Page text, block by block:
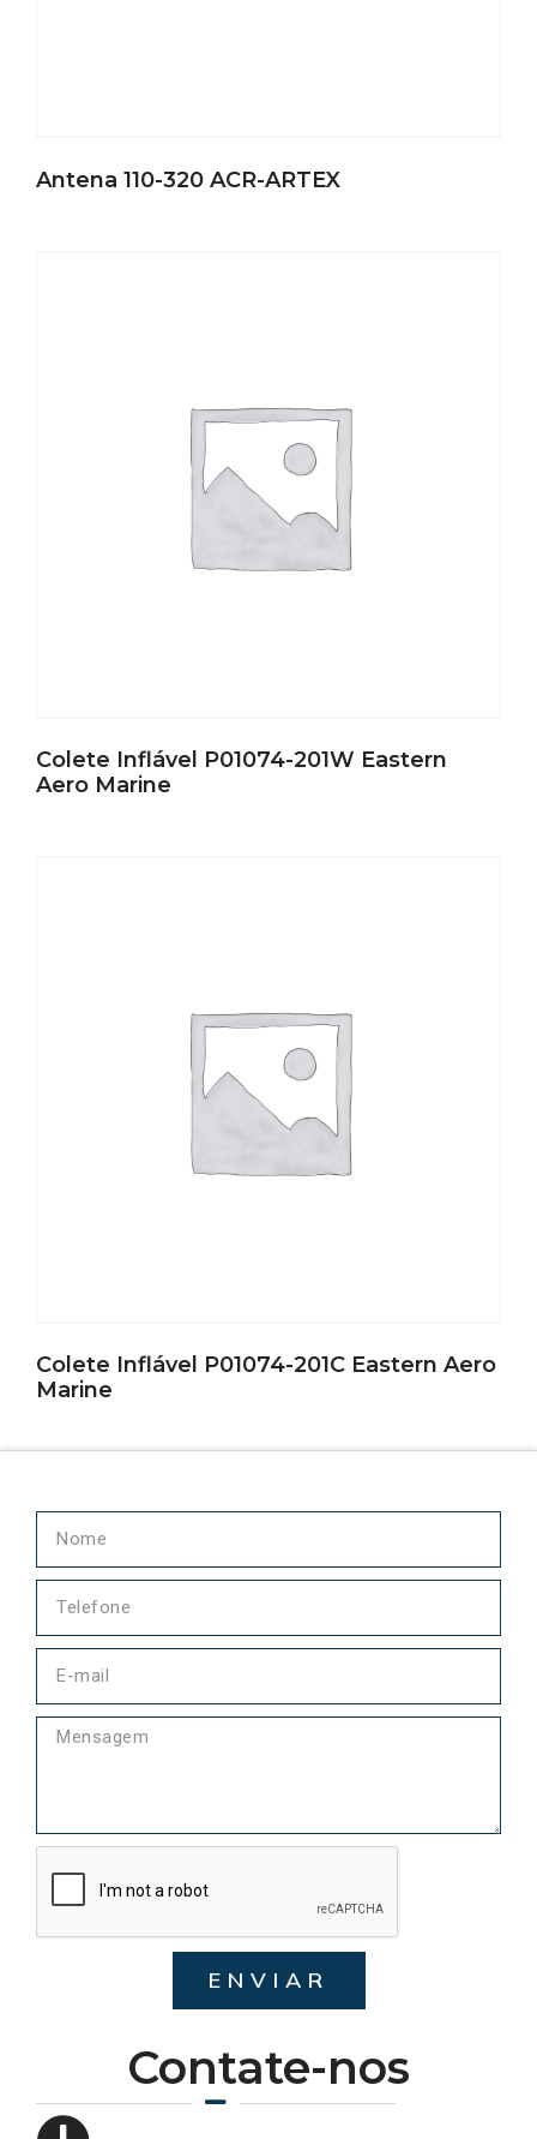
Antena 110-320 ACR-ARTEX
Colete Inflável P01074-201W Eastern
Aero Marine
Colete Inflável P01074-201C Eastern Aero
Marine
Contate-nos
ENVIAR